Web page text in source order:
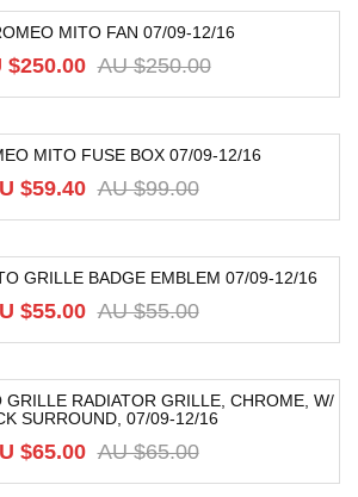
MITO FAN 07/09-12/16
AU $250.00
$250.00
MITO FUSE BOX 07/09-12/16
AU $99.00
$59.40
GRILLE BADGE EMBLEM 07/09-12/16
AU $55.00
$55.00
GRILLE RADIATOR GRILLE, CHROME, W/
SURROUND, 07/09-12/16
AU $65.00
$65.00